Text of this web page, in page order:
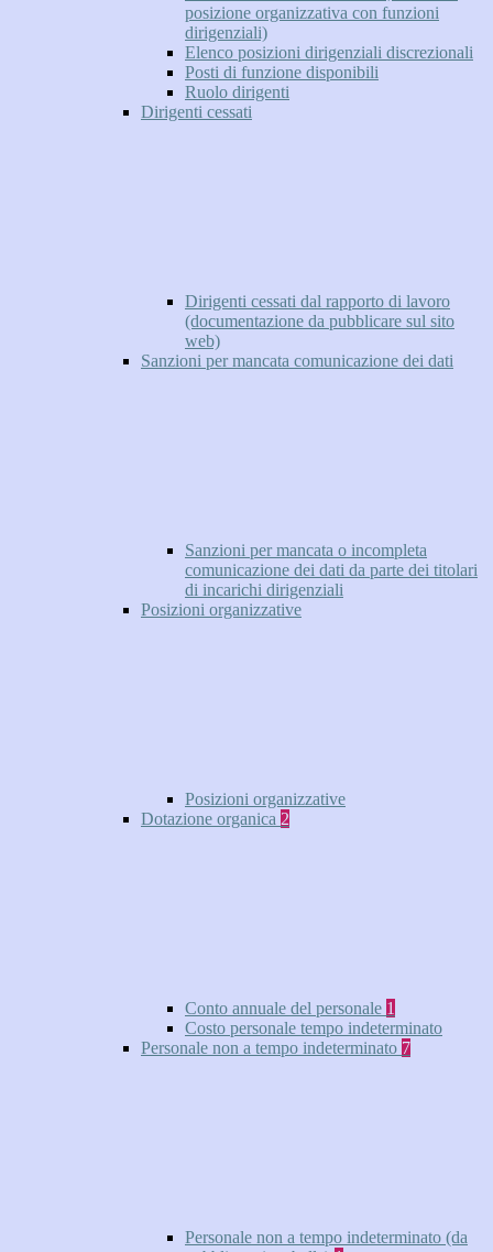
posizione organizzativa con funzioni
dirigenziali)
Elenco posizioni dirigenziali discrezionali
Posti di funzione disponibili
Ruolo dirigenti
Dirigenti cessati
Dirigenti cessati dal rapporto di lavoro
(documentazione da pubblicare sul sito
web)
Sanzioni per mancata comunicazione dei dati
Sanzioni per mancata o incompleta
comunicazione dei dati da parte dei titolari
di incarichi dirigenziali
Posizioni organizzative
Posizioni organizzative
Dotazione organica 2
Conto annuale del personale 1
Costo personale tempo indeterminato
Personale non a tempo indeterminato 7
Personale non a tempo indeterminato (da